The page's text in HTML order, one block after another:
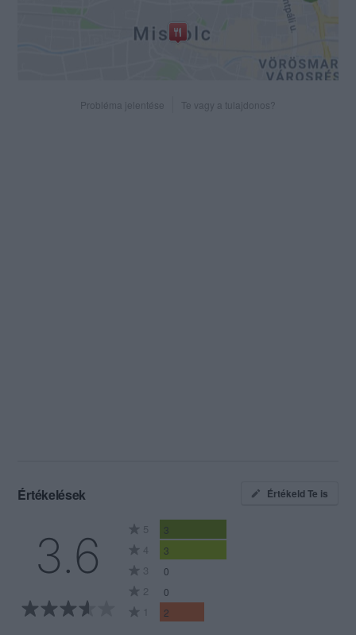
Probléma jelentése Te vagy a tulajdonos?
Értékelések Értékeld Te is
3.6 5 3
4 3
3 0
2 0
1 2